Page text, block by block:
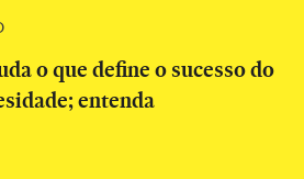
o que define o sucesso do
entenda